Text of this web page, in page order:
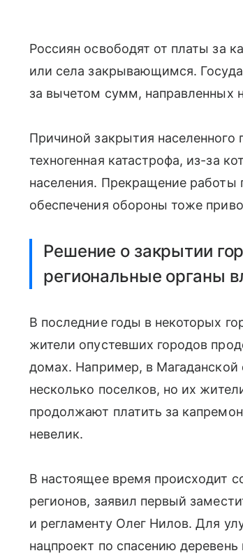
Россиян освободят от платы за
или села закрывающимся.
за вычетом сумм, направленных
Причиной закрытия
техногенная катастрофа, из-за
населения. Прекращение
обеспечения обороны тоже
Решение о закрытии
региональные органы
В последние годы в некоторых
жители опустевших городов
домах. Например, в
несколько поселков, но их
продолжают платить за
невелик.
В настоящее время происходит
регионов, заявил первый
и регламенту Олег Нилов. Для
нацпроект по спасению